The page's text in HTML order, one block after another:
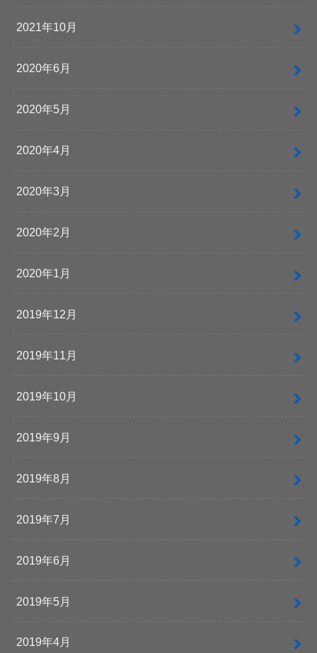
2021年10月
2020年6月
2020年5月
2020年4月
2020年3月
2020年2月
2020年1月
2019年12月
2019年11月
2019年10月
2019年9月
2019年8月
2019年7月
2019年6月
2019年5月
2019年4月